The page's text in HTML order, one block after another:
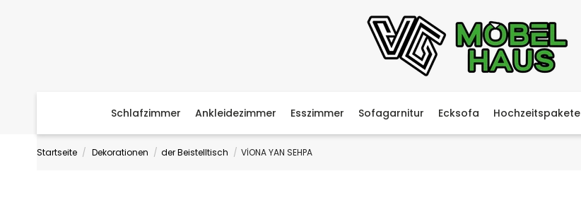
Schlafzimmer Ankleidezimmer Esszimmer Sofagarnitur Ecksofa Hochzeitspakete
Startseite Dekorationen der Beistelltisch VİONA YAN SEHPA